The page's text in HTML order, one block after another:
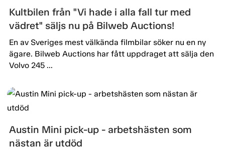
Kultbilen från "Vi hade i alla fall tur med
vädret" säljs nu på Bilweb Auctions!
En av Sveriges mest välkända filmbilar söker nu en ny
ägare. Bilweb Auctions har fått uppdraget att sälja den
Volvo 245 ...
Austin Mini pick-up - arbetshästen som
nästan är utdöd